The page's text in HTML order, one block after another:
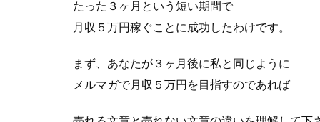
たった３ヶ月という短い期間で
月収５万円稼ぐことに成功したわけです。
まず、あなたが３ヶ月後に私と同じように
メルマガで月収５万円を目指すのであれば